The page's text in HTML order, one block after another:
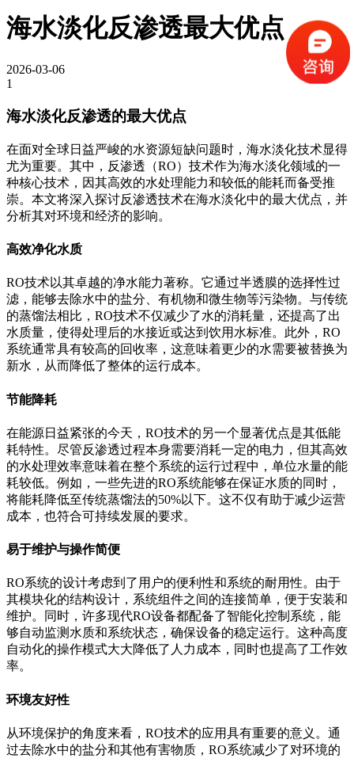
海水淡化反渗透最大优点
2026-03-06
1
海水淡化反渗透的最大优点
在面对全球日益严峻的水资源短缺问题时，海水淡化技术显得
尤为重要。其中，反渗透（RO）技术作为海水淡化领域的一
种核心技术，因其高效的水处理能力和较低的能耗而备受推
崇。本文将深入探讨反渗透技术在海水淡化中的最大优点，并
分析其对环境和经济的影响。
高效净化水质
RO技术以其卓越的净水能力著称。它通过半透膜的选择性过
滤，能够去除水中的盐分、有机物和微生物等污染物。与传统
的蒸馏法相比，RO技术不仅减少了水的消耗量，还提高了出
水质量，使得处理后的水接近或达到饮用水标准。此外，RO
系统通常具有较高的回收率，这意味着更少的水需要被替换为
新水，从而降低了整体的运行成本。
节能降耗
在能源日益紧张的今天，RO技术的另一个显著优点是其低能
耗特性。尽管反渗透过程本身需要消耗一定的电力，但其高效
的水处理效率意味着在整个系统的运行过程中，单位水量的能
耗较低。例如，一些先进的RO系统能够在保证水质的同时，
将能耗降低至传统蒸馏法的50%以下。这不仅有助于减少运营
成本，也符合可持续发展的要求。
易于维护与操作简便
RO系统的设计考虑到了用户的便利性和系统的耐用性。由于
其模块化的结构设计，系统组件之间的连接简单，便于安装和
维护。同时，许多现代RO设备都配备了智能化控制系统，能
够自动监测水质和系统状态，确保设备的稳定运行。这种高度
自动化的操作模式大大降低了人力成本，同时也提高了工作效
率。
环境友好性
从环境保护的角度来看，RO技术的应用具有重要的意义。通
过去除水中的盐分和其他有害物质，RO系统减少了对环境的